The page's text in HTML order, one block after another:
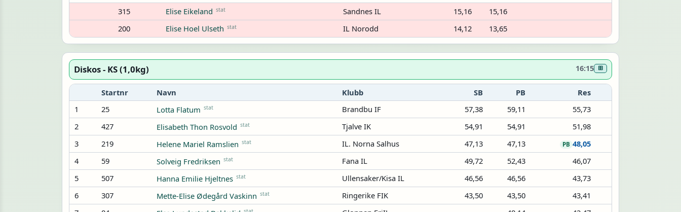
315
Elise Eikeland stat Sandnes IL 15,16
15,16
200
Elise Hoel Ulseth stat IL Norodd 14,12 13,65
Diskos - KS (1,0kg) 16:15 ⊞
Startnr Navn Klubb SB PB
Res
1
25 Lotta Flatum stat Brandbu IF 57,38 59,11
55,73
2
427 Elisabeth Thon Rosvold stat Tjalve IK 54,91 54,91
51,98
3
219 Helene Mariel Ramslien stat IL. Norna Salhus 47,13 47,13 48,05
PB
4 59 Solveig Fredriksen stat Fana IL 49,72 52,43
46,07
5
507 Hanna Emilie Hjeltnes stat Ullensaker/Kisa IL 46,56 46,56
43,73
6
307 Mette-Elise Ødegård Vaskinn stat Ringerike FIK 43,50 43,50
43,41